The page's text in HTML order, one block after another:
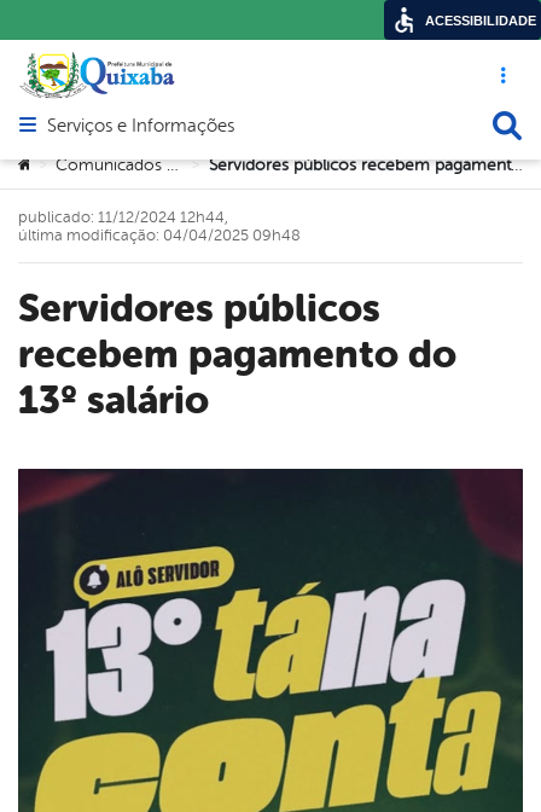
Acesso
Abrir menu principal de navegação
Serviços e Informações
Você está aqui:
> Comunicados Oficiais > Servidores públicos recebem pagamento do 13º salário
Servidores públicos
recebem pagamento do
13º salário
publicado: 11/12/2024 12h44,
última modificação: 04/04/2025 09h48
ACESSIBILIDADE